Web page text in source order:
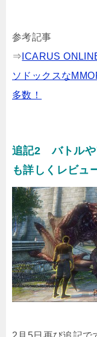
参考記事
⇒ ICARUS
ソドックスな
多数！
追記2 バトルや
も詳しくレビュ